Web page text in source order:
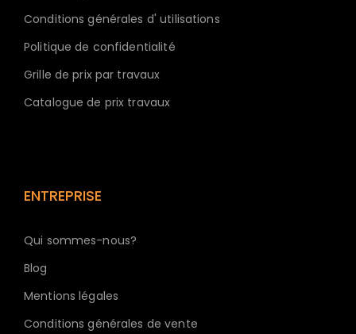
Conditions générales d' utilisations
Politique de confidentialité
Grille de prix par travaux
Catalogue de prix travaux
ENTREPRISE
Qui sommes-nous?
Blog
Mentions légales
Conditions générales de vente